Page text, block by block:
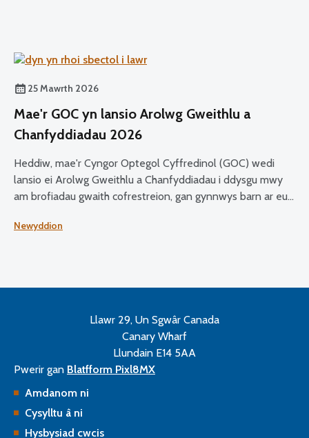
25 Mawrth 2026
Mae'r GOC yn lansio Arolwg Gweithlu a
Chanfyddiadau 2026
Heddiw, mae'r Cyngor Optegol Cyffredinol (GOC) wedi
lansio ei Arolwg Gweithlu a Chanfyddiadau i ddysgu mwy
am brofiadau gwaith cofrestreion, gan gynnwys barn ar eu
dyfodol.
Newyddion
Llawr 29, Un Sgwâr Canada
Canary Wharf
Llundain E14 5AA
Pwerir gan Blatfform Pixl8MX
Amdanom ni
Cysylltu â ni
Hysbysiad cwcis